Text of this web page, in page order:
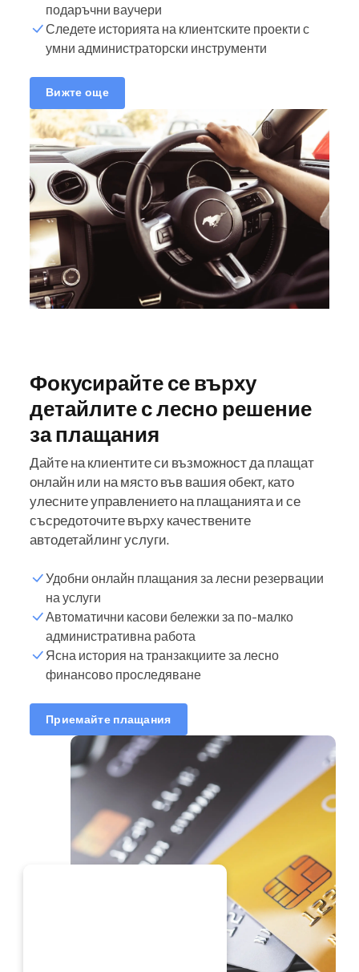
подаръчни ваучери
Следете историята на клиентските проекти с
умни администраторски инструменти
Вижте още
Фокусирайте се върху
детайлите с лесно решение
за плащания
Дайте на клиентите си възможност да плащат
онлайн или на място във вашия обект, като
улесните управлението на плащанията и се
съсредоточите върху качествените
автодетайлинг услуги.
Удобни онлайн плащания за лесни резервации
на услуги
Автоматични касови бележки за по-малко
административна работа
Ясна история на транзакциите за лесно
финансово проследяване
Приемайте плащания